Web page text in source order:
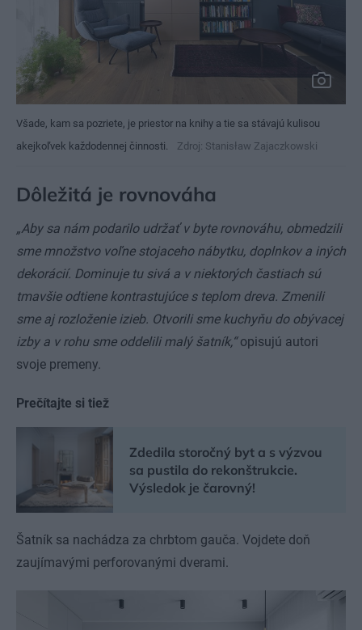
Všade, kam sa pozriete, je priestor na knihy a tie sa stávajú kulisou
akejkoľvek každodennej činnosti.
Zdroj: Stanisław Zajaczkowski
Dôležitá je rovnováha
„Aby sa nám podarilo udržať v byte rovnováhu, obmedzili
sme množstvo voľne stojaceho nábytku, doplnkov a iných
dekorácií. Dominuje tu sivá a v niektorých častiach sú
tmavšie odtiene kontrastujúce s teplom dreva. Zmenili
sme aj rozloženie izieb. Otvorili sme kuchyňu do obývacej
izby a v rohu sme oddelili malý šatník,“opisujú autori
svoje premeny.
Prečítajte si tiež
Zdedila storočný byt a s výzvou
sa pustila do rekonštrukcie.
Výsledok je čarovný!
Šatník sa nachádza za chrbtom gauča. Vojdete doň
zaujímavými perforovanými dverami.